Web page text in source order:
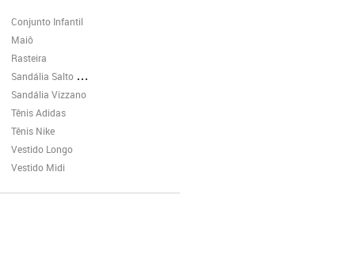
Conjunto Infantil
Maiô
Rasteira
Sandália Salto Grosso
Sandália Vizzano
Tênis Adidas
Tênis Nike
Vestido Longo
Vestido Midi